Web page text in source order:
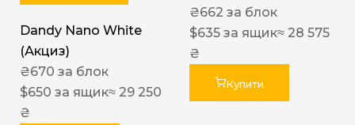
Dandy Nano White
(Акциз)
₴670 за блок
$650 за ящик≈ 29 250
₴
₴662 за блок
$635 за ящик≈ 28 575
₴
Купити